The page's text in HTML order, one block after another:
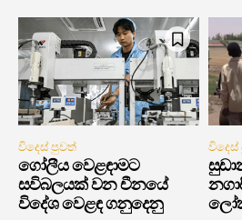
විදෙස් පුවත්
ගෝලීය වෙළඳාමට
සවිබලයක් වන චීනයේ
විදේශ වෙළඳ ගනුදෙනු